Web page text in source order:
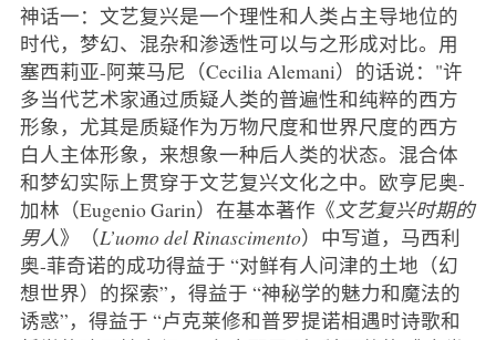
神话一：文艺复兴是一个理性和人类占主导地位的
时代，梦幻、混杂和渗透性可以与之形成对比。用
塞西莉亚-阿莱马尼（Cecilia Alemani）的话说："许
多当代艺术家通过质疑人类的普遍性和纯粹的西方
形象，尤其是质疑作为万物尺度和世界尺度的西方
白人主体形象，来想象一种后人类的状态。混合体
和梦幻实际上贯穿于文艺复兴文化之中。欧亨尼奥-
加林（Eugenio Garin）在基本著作《文艺复兴时期的
男人》（L’uomo del Rinascimento）中写道，马西利
奥-菲奇诺的成功得益于 “对鲜有人问津的土地（幻
想世界）的探索”，得益于 “神秘学的魅力和魔法的
诱惑”，得益于 “卢克莱修和普罗提诺相遇时诗歌和